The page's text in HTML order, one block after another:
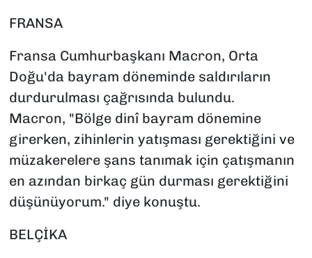
FRANSA
Fransa Cumhurbaşkanı Macron, Orta
Doğu'da bayram döneminde saldırıların
durdurulması çağrısında bulundu.
Macron, "Bölge dinî bayram dönemine
girerken, zihinlerin yatışması gerektiğini ve
müzakerelere şans tanımak için çatışmanın
en azından birkaç gün durması gerektiğini
düşünüyorum." diye konuştu.
BELÇİKA